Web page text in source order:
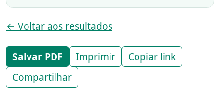
← Voltar aos resultados
Salvar PDF Imprimir
Copiar link
Compartilhar